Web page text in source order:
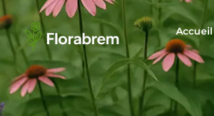
Accueil